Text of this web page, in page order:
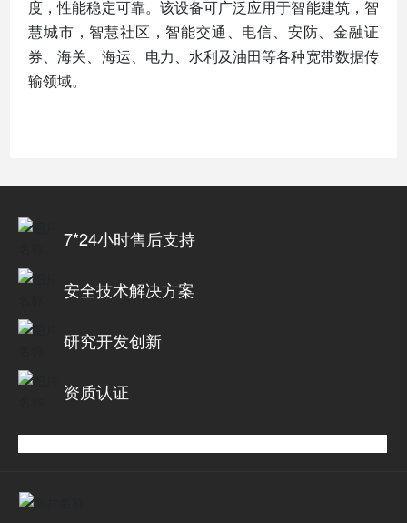
度，性能稳定可靠。该设备可广泛应用于智能建筑，智
慧城市，智慧社区，智能交通、电信、安防、金融证
券、海关、海运、电力、水利及油田等各种宽带数据传
输领域。
7*24小时售后支持
安全技术解决方案
研究开发创新
资质认证